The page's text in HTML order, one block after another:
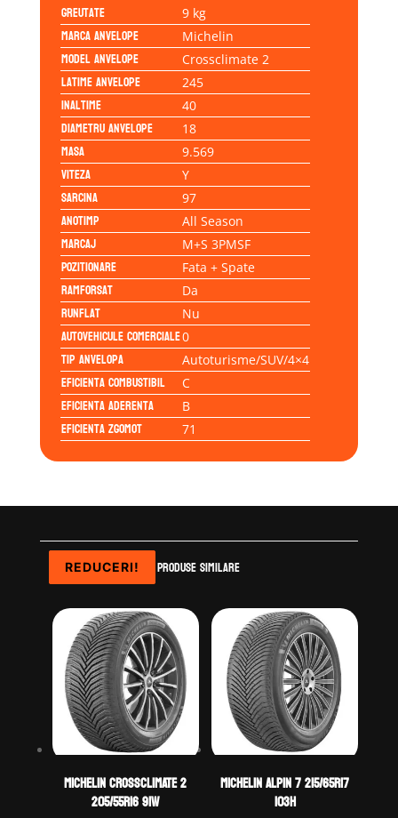
Greutate 9 kg
Marca anvelope Michelin
Model anvelope Crossclimate 2
Latime anvelope 245
Inaltime 40
Diametru anvelope 18
Masa 9.569
Viteza Y
Sarcina 97
Anotimp All Season
Marcaj M+S 3PMSF
Pozitionare Fata + Spate
Ramforsat Da
Runflat Nu
Autovehicule comerciale0
Tip anvelopa Autoturisme/SUV/4×4
Eficienta Combustibil C
Eficienta Aderenta B
Eficienta Zgomot 71
Produse similare
REDUCERI!
Michelin CROSSCLIMATE 2
205/55R16 91W
REDUCERI!
Michelin ALPIN 7 215/65R17
103H
REDUCERI!